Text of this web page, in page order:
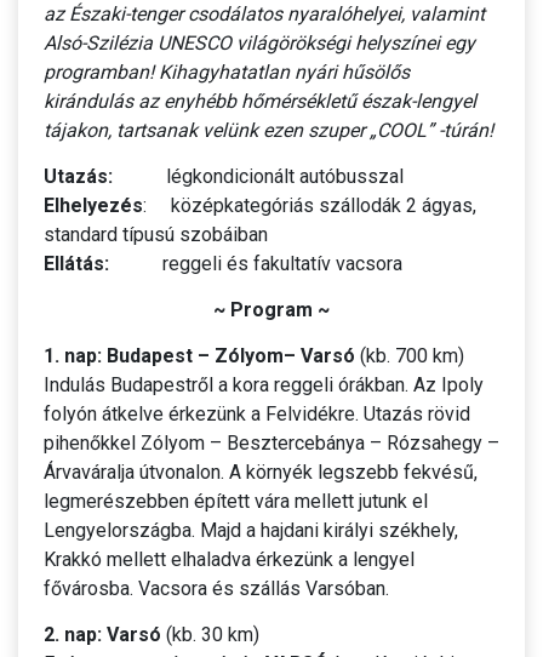
az Északi-tenger csodálatos nyaralóhelyei, valamint
Alsó-Szilézia UNESCO világörökségi helyszínei egy
programban! Kihagyhatatlan nyári hűsölős
kirándulás az enyhébb hőmérsékletű észak-lengyel
tájakon, tartsanak velünk ezen szuper „COOL” -túrán!
Utazás:
légkondicionált autóbusszal
Elhelyezés: középkategóriás szállodák 2 ágyas,
standard típusú szobáiban
Ellátás: reggeli és fakultatív vacsora
~ Program ~
1. nap: Budapest – Zólyom– Varsó (kb. 700 km)
Indulás Budapestről a kora reggeli órákban. Az Ipoly
folyón átkelve érkezünk a Felvidékre. Utazás rövid
pihenőkkel Zólyom – Besztercebánya – Rózsahegy –
Árvaváralja útvonalon. A környék legszebb fekvésű,
legmerészebben épített vára mellett jutunk el
Lengyelországba. Majd a hajdani királyi székhely,
Krakkó mellett elhaladva érkezünk a lengyel
fővárosba. Vacsora és szállás Varsóban.
2. nap: Varsó (kb. 30 km)